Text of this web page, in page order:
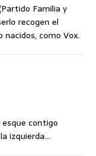
Familia y
recogen el
nacidos, como Vox.
contigo
izquierda…